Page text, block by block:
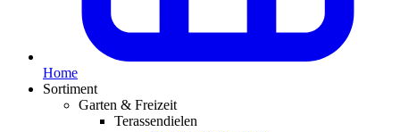
Home
Sortiment
Garten & Freizeit
Terassendielen